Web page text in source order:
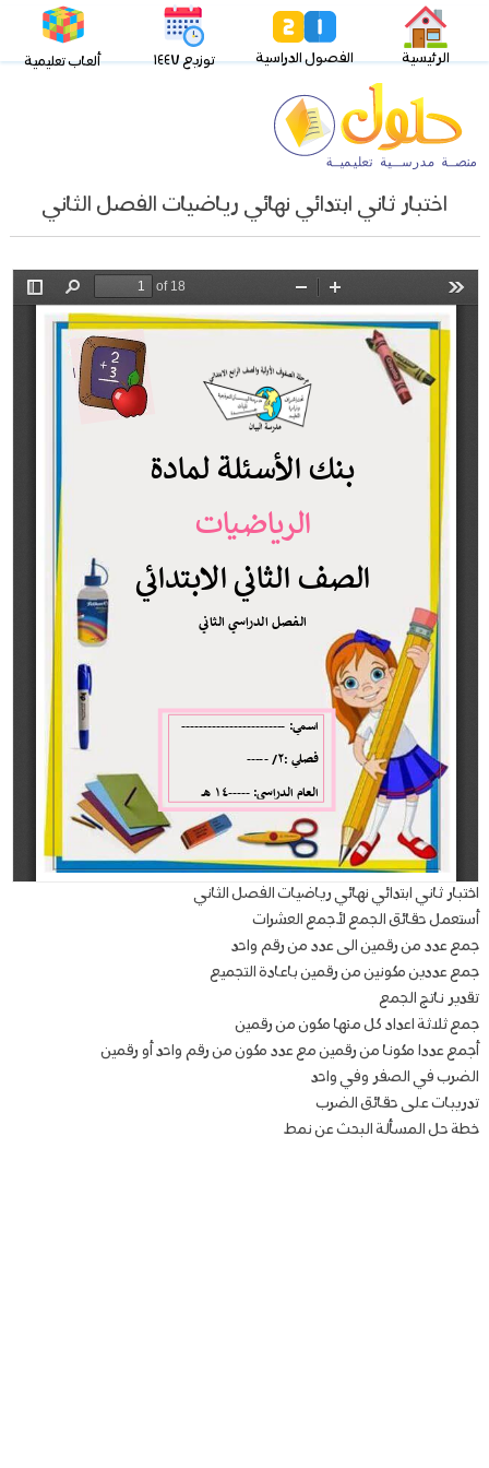
الرئيسية الفصول الدراسية توزيع ١٤٤٧ ألعاب تعليمية
اختبار ثاني ابتدائي نهائي رياضيات الفصل الثاني
اختبار ثاني ابتدائي نهائي رياضيات الفصل الثاني
أستعمل حقائق الجمع لأجمع العشرات
جمع عدد من رقمين الى عدد من رقم واحد
جمع عددين مكونين من رقمين باعادة التجميع
تقدير ناتج الجمع
جمع ثلاثة اعداد كل منها مكون من رقمين
أجمع عددا مكونا من رقمين مع عدد مكون من رقم واحد أو رقمين
الضرب في الصفر وفي واحد
تدريبات على حقائق الضرب
خطة حل المسألة البحث عن نمط